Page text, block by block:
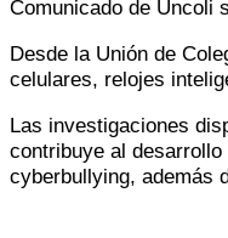
Comunicado de Uncoli
Desde la Unión de
celulares, relojes
Las investigaciones
contribuye al
cyberbullying, además